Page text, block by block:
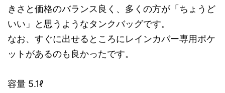
きさと価格のバランス良く、多くの方が「ちょうど
いい」と思うようなタンクバッグです。
なお、すぐに出せるところにレインカバー専用ポケ
ットがあるのも良かったです。
容量 5.1ℓ